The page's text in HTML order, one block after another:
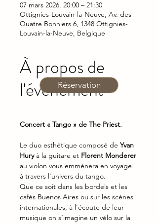
07 mars 2026, 20:00 – 21:30
Ottignies-Louvain-la-Neuve, Av. des
Quatre Bonniers 6, 1348 Ottignies-
Louvain-la-Neuve, Belgique
À propos de
l'événement
Concert « Tango » de The Priest.
Le duo esthétique composé de Yvan
Hury à la guitare et Florent Monderer
au violon vous emmènera en voyage
à travers l’univers du tango.
Que ce soit dans les bordels et les
cafés Buenos Aires ou sur les scènes
internationales, à l’écoute de leur
musique on s’imagine un vélo sur la
Réservation